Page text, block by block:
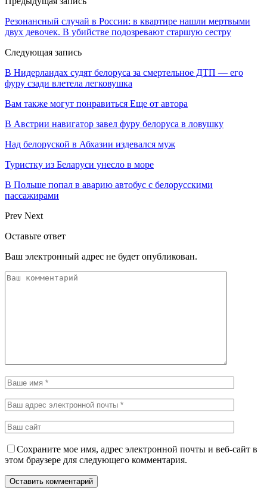
Резонансный случай в России: в квартире нашли мертвыми
двух девочек. В убийстве подозревают старшую сестру
Следующая запись
В Нидерландах судят белоруса за смертельное ДТП — его
фуру сзади влетела легковушка
Вам также могут понравиться Еще от автора
В Австрии навигатор завел фуру белоруса в ловушку
Над белоруской в Абхазии издевался муж
Туристку из Беларуси унесло в море
В Польше попал в аварию автобус с белорусскими
пассажирами
Prev Next
Оставьте ответ
Ваш электронный адрес не будет опубликован.
Сохраните мое имя, адрес электронной почты и веб-сайт в
этом браузере для следующего комментария.